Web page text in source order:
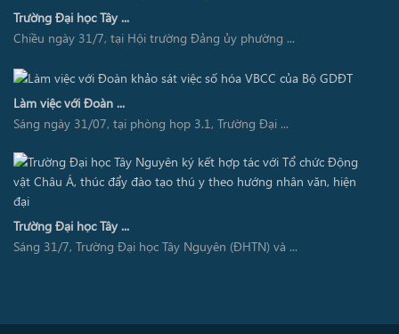
Trường Đại học Tây ...
Chiều ngày 31/7, tại Hội trường Đảng ủy phường ...
Làm việc với Đoàn ...
Sáng ngày 31/07, tại phòng họp 3.1, Trường Đại ...
Trường Đại học Tây ...
Sáng 31/7, Trường Đại học Tây Nguyên (ĐHTN) và ...